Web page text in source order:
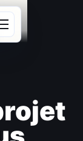
Ouvrir le menu